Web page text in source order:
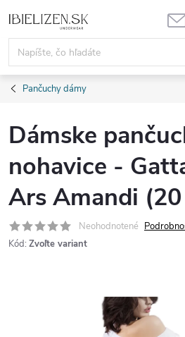
na
obsah
Pančuchy dámy
Dámske
nohavice -
Ars Amandi (20
Neohodnotené
Kód: Zvoľte variant